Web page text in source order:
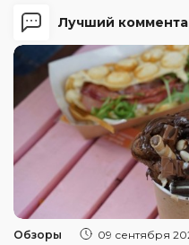
Лучший
Обзоры 09 сентября